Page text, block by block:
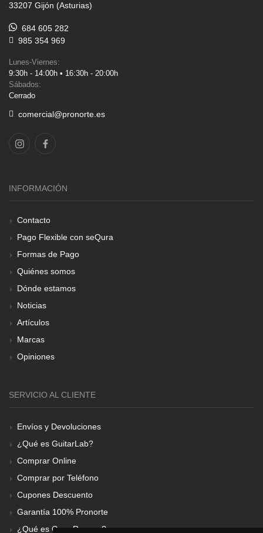
33207 Gijón (Asturias)
684 605 282
985 354 969
Lunes-Viernes:
9:30h - 14:00h • 16:30h - 20:00h
Sábados:
Cerrado
comercial@pronorte.es
INFORMACIÓN
Contacto
Pago Flexible con seQura
Formas de Pago
Quiénes somos
Dónde estamos
Noticias
Artículos
Marcas
Opiniones
SERVICIO AL CLIENTE
Envíos y Devoluciones
¿Qué es GuitarLab?
Comprar Online
Comprar por Teléfono
Cupones Descuento
Garantía 100% Pronorte
¿Qué es Gear Renove?